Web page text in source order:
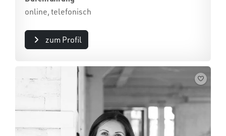
online, telefonisch
zum Profil